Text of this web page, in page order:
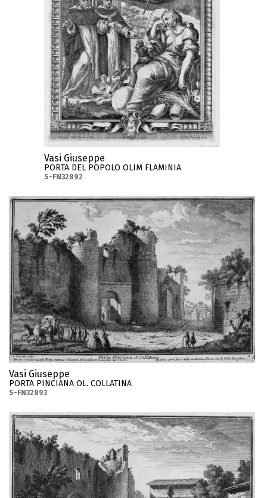
Vasi Giuseppe
PORTA DEL POPOLO OLIM FLAMINIA
S-FN32892
Vasi Giuseppe
PORTA PINCIANA OL. COLLATINA
S-FN32893